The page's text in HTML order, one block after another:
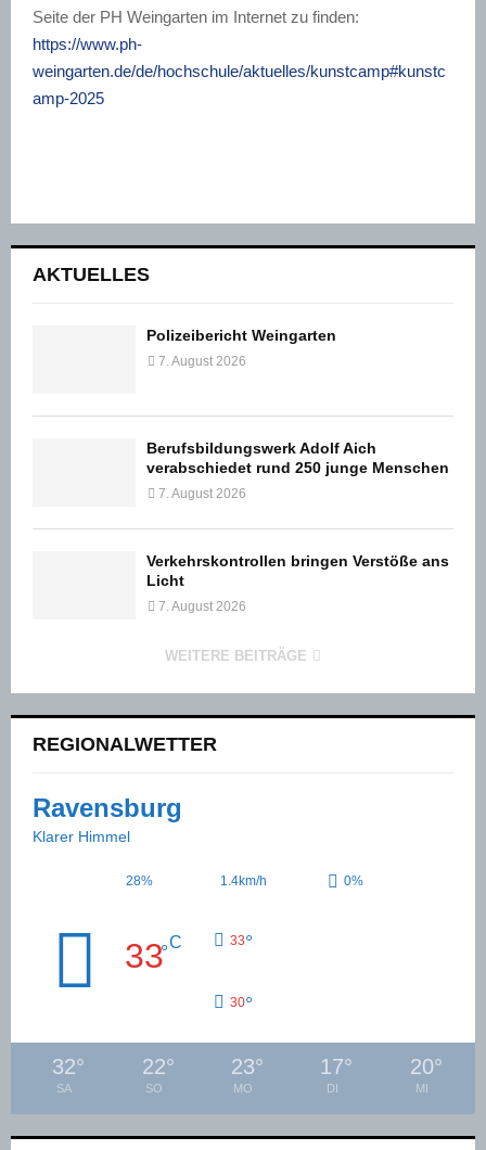
Seite der PH Weingarten im Internet zu finden:
https://www.ph-
weingarten.de/de/hochschule/aktuelles/kunstcamp#kunstc
amp-2025
AKTUELLES
Polizeibericht Weingarten
7. August 2026
Berufsbildungswerk Adolf Aich
verabschiedet rund 250 junge Menschen
7. August 2026
Verkehrskontrollen bringen Verstöße ans
Licht
7. August 2026
WEITERE BEITRÄGE
REGIONALWETTER
Ravensburg
Klarer Himmel
28% 1.4km/h 0%
33°C 33°
30°
32°
SA
22°
SO
23°
MO
17°
DI
20°
MI